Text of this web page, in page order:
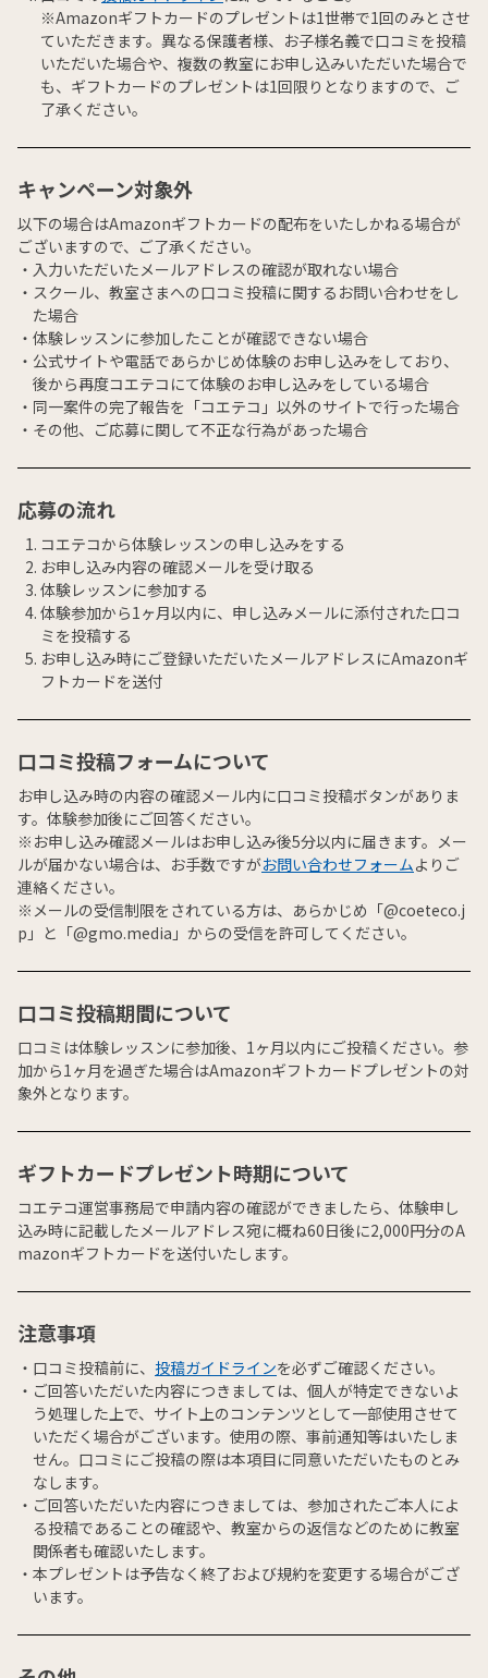
※Amazonギフトカードのプレゼントは1世帯で1回のみとさせ
ていただきます。異なる保護者様、お子様名義で口コミを投稿
いただいた場合や、複数の教室にお申し込みいただいた場合で
も、ギフトカードのプレゼントは1回限りとなりますので、ご
了承ください。
キャンペーン対象外
以下の場合はAmazonギフトカードの配布をいたしかねる場合が
ございますので、ご了承ください。
入力いただいたメールアドレスの確認が取れない場合
スクール、教室さまへの口コミ投稿に関するお問い合わせをし
た場合
体験レッスンに参加したことが確認できない場合
公式サイトや電話であらかじめ体験のお申し込みをしており、
後から再度コエテコにて体験のお申し込みをしている場合
同一案件の完了報告を「コエテコ」以外のサイトで行った場合
その他、ご応募に関して不正な行為があった場合
応募の流れ
コエテコから体験レッスンの申し込みをする
お申し込み内容の確認メールを受け取る
体験レッスンに参加する
体験参加から1ヶ月以内に、申し込みメールに添付された口コ
ミを投稿する
お申し込み時にご登録いただいたメールアドレスにAmazonギ
フトカードを送付
口コミ投稿フォームについて
お申し込み時の内容の確認メール内に口コミ投稿ボタンがありま
す。体験参加後にご回答ください。
※お申し込み確認メールはお申し込み後5分以内に届きます。メー
ルが届かない場合は、お手数ですがお問い合わせフォームよりご
連絡ください。
※メールの受信制限をされている方は、あらかじめ「@coeteco.j
p」と「@gmo.media」からの受信を許可してください。
口コミ投稿期間について
口コミは体験レッスンに参加後、1ヶ月以内にご投稿ください。参
加から1ヶ月を過ぎた場合はAmazonギフトカードプレゼントの対
象外となります。
ギフトカードプレゼント時期について
コエテコ運営事務局で申請内容の確認ができましたら、体験申し
込み時に記載したメールアドレス宛に概ね60日後に2,000円分のA
mazonギフトカードを送付いたします。
注意事項
口コミ投稿前に、 投稿ガイドラインを必ずご確認ください。
ご回答いただいた内容につきましては、個人が特定できないよ
う処理した上で、サイト上のコンテンツとして一部使用させて
いただく場合がございます。使用の際、事前通知等はいたしま
せん。口コミにご投稿の際は本項目に同意いただいたものとみ
なします。
ご回答いただいた内容につきましては、参加されたご本人によ
る投稿であることの確認や、教室からの返信などのために教室
関係者も確認いたします。
本プレゼントは予告なく終了および規約を変更する場合がござ
います。